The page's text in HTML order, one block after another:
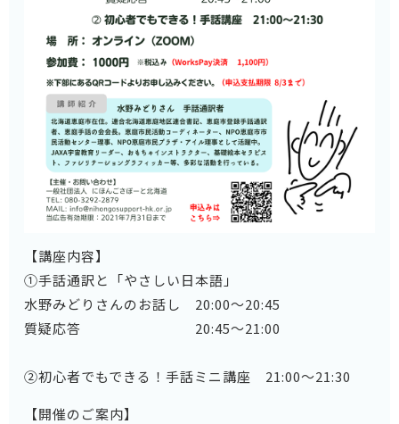
【講座内容】
①手話通訳と「やさしい日本語」
水野みどりさんのお話し 20:00～20:45
質疑応答 20:45～21:00
②初心者でもできる！手話ミニ講座 21:00～21:30
【開催のご案内】